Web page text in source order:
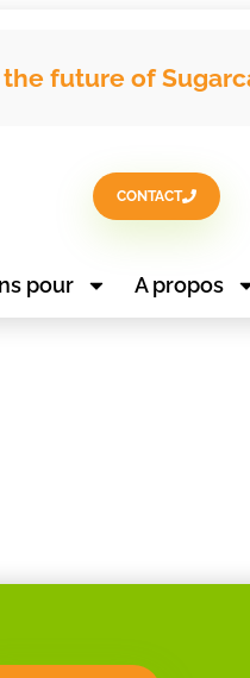
future of
CONTACT
pour A propos